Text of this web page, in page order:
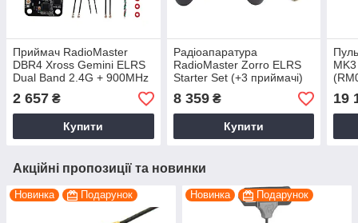
Приймач RadioMaster
DBR4 Xross Gemini ELRS
Dual Band 2.4G + 900MHz
2 657 ₴
Купити
Радіоапаратура
RadioMaster Zorro ELRS
Starter Set (+3 приймачі)
8 359₴
Купити
19
Акційні пропозиції та новинки
Новинка Подарунок Новинка Подарунок